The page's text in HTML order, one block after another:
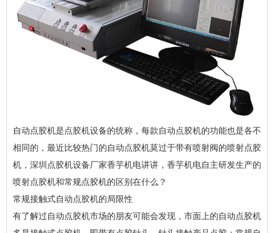
自动点胶机是点胶机设备的统称，每款自动点胶机的功能也是各不
相同的，最近比较热门的自动点胶机莫过于带有喷射阀的喷射点胶
机，深圳点胶机设备厂家香芋机电讲讲，香芋机电自主研发生产的
喷射点胶机和常规点胶机的区别在什么？
常规接触式自动点胶机的局限性
有了解过自动点胶机市场的朋友可能会发现，市面上的自动点胶机